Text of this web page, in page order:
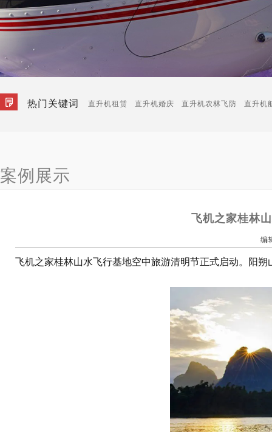
热门关键词 直升机租赁 直升机婚庆 直升机农林飞防 直升机
案例展示
飞机之家桂林
编
飞机之家桂林山水飞行基地空中旅游清明节正式启动。阳